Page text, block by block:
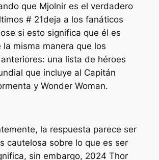
que Mjolnir es el verdadero
# 21deja a los fanáticos
si esto significa que él es
la misma manera que los
una lista de héroes
que incluye al Capitán
y Wonder Woman.
la respuesta parece ser
cautelosa sobre lo que es ser
sin embargo, 2024 Thor